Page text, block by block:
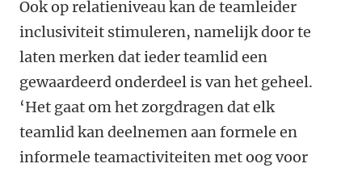
Ook op relatieniveau kan de teamleider
inclusiviteit stimuleren, namelijk door te
laten merken dat ieder teamlid een
gewaardeerd onderdeel is van het geheel.
‘Het gaat om het zorgdragen dat elk
teamlid kan deelnemen aan formele en
informele teamactiviteiten met oog voor